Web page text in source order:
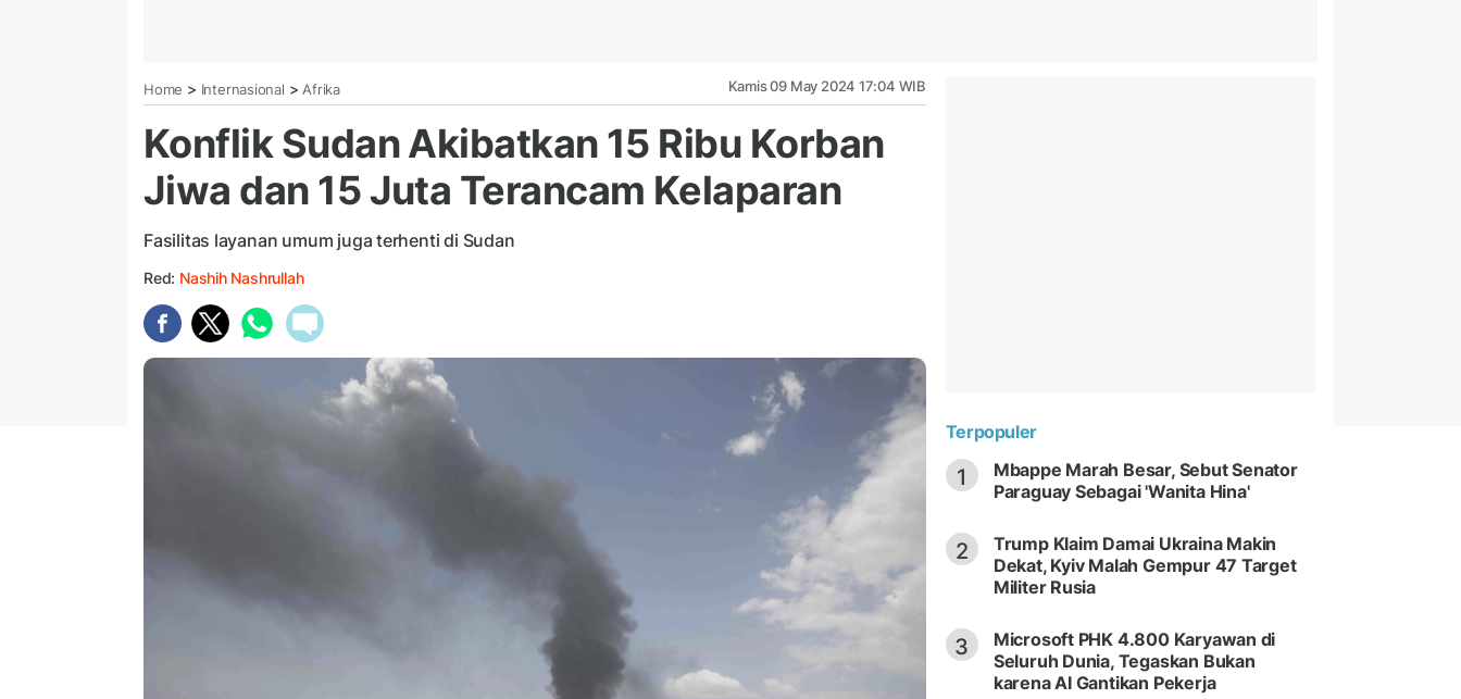
Home > Internasional > Afrika Kamis 09 May 2024 17:04 WIB
Konflik Sudan Akibatkan 15 Ribu Korban
Jiwa dan 15 Juta Terancam Kelaparan
Fasilitas layanan umum juga terhenti di Sudan
Red: Nashih Nashrullah
Terpopuler
1
Mbappe Marah Besar, Sebut Senator
Paraguay Sebagai 'Wanita Hina'
2
Trump Klaim Damai Ukraina Makin
Dekat, Kyiv Malah Gempur 47 Target
Militer Rusia
3
Microsoft PHK 4.800 Karyawan di
Seluruh Dunia, Tegaskan Bukan
karena AI Gantikan Pekerja